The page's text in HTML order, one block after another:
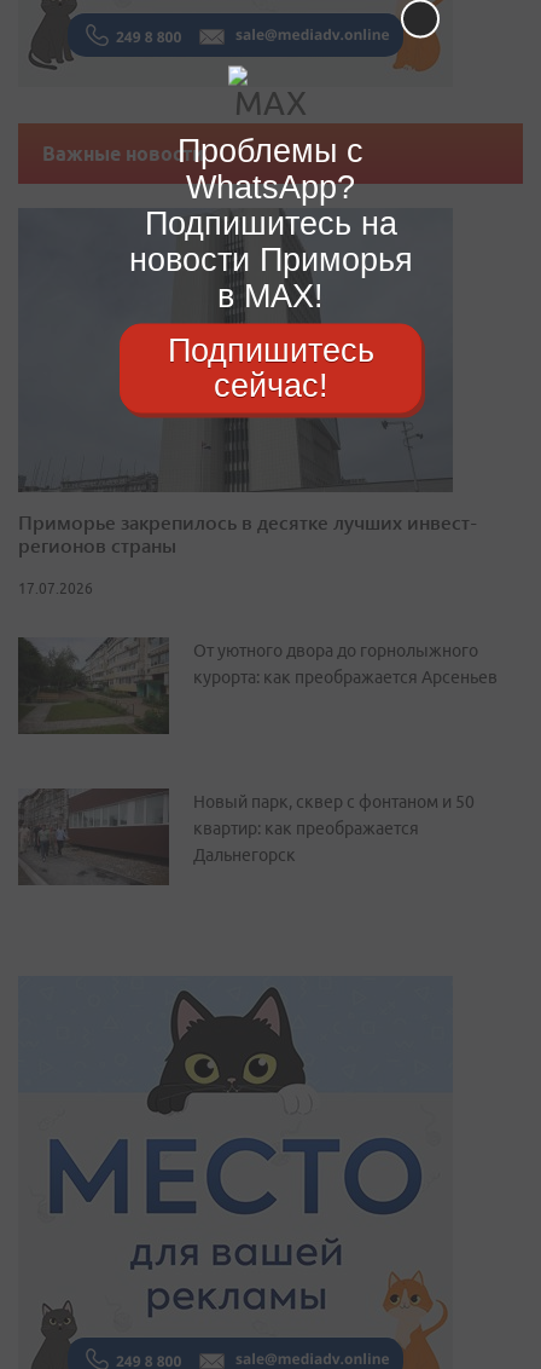
Важные новости
Приморье закрепилось в десятке лучших инвест-
регионов страны
17.07.2026
От уютного двора до горнолыжного
курорта: как преображается Арсеньев
Новый парк, сквер с фонтаном и 50
квартир: как преображается
Дальнегорск
Проблемы с
WhatsApp?
Подпишитесь на
новости Приморья
в MAX!
Подпишитесь
сейчас!